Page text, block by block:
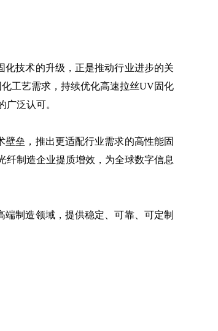
技术的升级，正是推动行业进步的关
工艺需求，持续优化高速拉丝UV固化
泛认可。
垒，推出更适配行业需求的高性能固
纤制造企业提质增效，为全球数字信息
制造领域，提供稳定、可靠、可定制